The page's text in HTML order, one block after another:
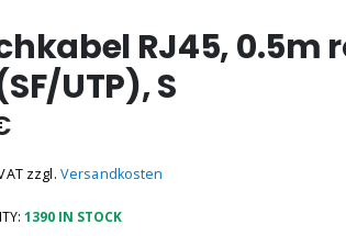
RJ45, 0.5m
UTP), S
zzgl. Versandkosten
1390 IN STOCK